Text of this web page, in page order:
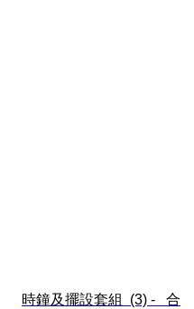
時鐘及擺設套組  (3) -   合